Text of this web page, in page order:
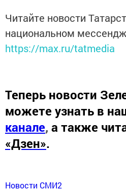
Читайте новости
национальном
https://max.ru/tatmedia
Теперь новости
можете узнать в
канале, а также
«Дзен».
Новости СМИ2